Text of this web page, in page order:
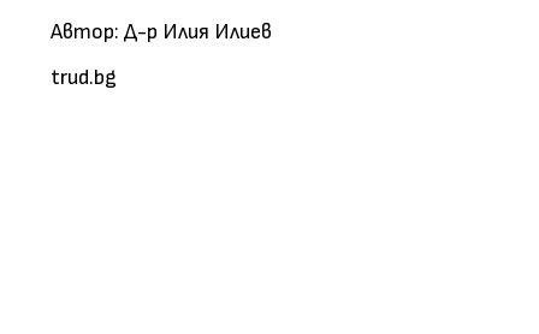
Автор: Д-р Илия Илиев
trud.bg